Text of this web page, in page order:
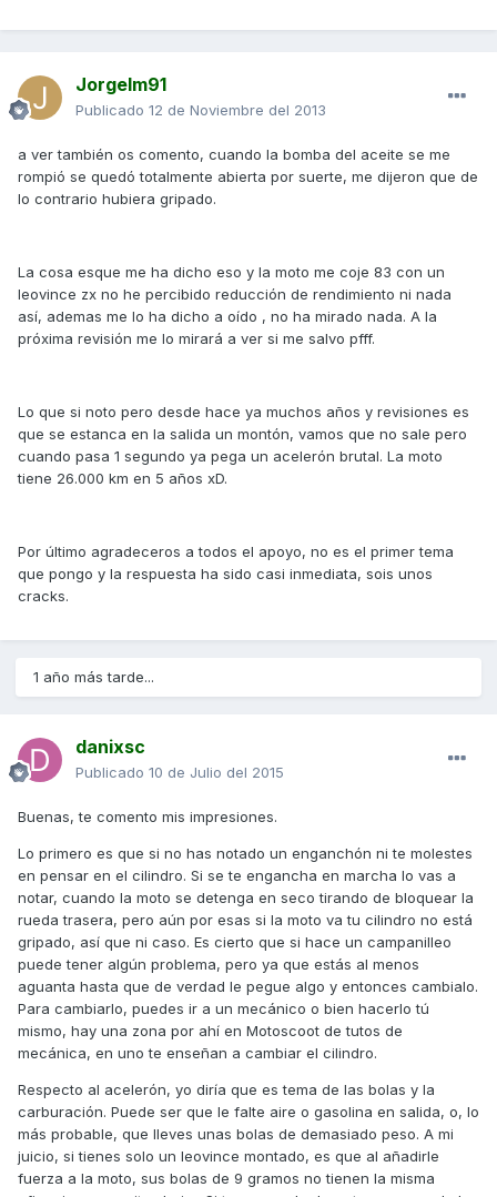
Jorgelm91
Publicado 12 de Noviembre del 2013
a ver también os comento, cuando la bomba del aceite se me
rompió se quedó totalmente abierta por suerte, me dijeron que de
lo contrario hubiera gripado.
La cosa esque me ha dicho eso y la moto me coje 83 con un
leovince zx no he percibido reducción de rendimiento ni nada
así, ademas me lo ha dicho a oído , no ha mirado nada. A la
próxima revisión me lo mirará a ver si me salvo pfff.
Lo que si noto pero desde hace ya muchos años y revisiones es
que se estanca en la salida un montón, vamos que no sale pero
cuando pasa 1 segundo ya pega un acelerón brutal. La moto
tiene 26.000 km en 5 años xD.
Por último agradeceros a todos el apoyo, no es el primer tema
que pongo y la respuesta ha sido casi inmediata, sois unos
cracks.
1 año más tarde...
danixsc
Publicado 10 de Julio del 2015
Buenas, te comento mis impresiones.
Lo primero es que si no has notado un enganchón ni te molestes
en pensar en el cilindro. Si se te engancha en marcha lo vas a
notar, cuando la moto se detenga en seco tirando de bloquear la
rueda trasera, pero aún por esas si la moto va tu cilindro no está
gripado, así que ni caso. Es cierto que si hace un campanilleo
puede tener algún problema, pero ya que estás al menos
aguanta hasta que de verdad le pegue algo y entonces cambialo.
Para cambiarlo, puedes ir a un mecánico o bien hacerlo tú
mismo, hay una zona por ahí en Motoscoot de tutos de
mecánica, en uno te enseñan a cambiar el cilindro.
Respecto al acelerón, yo diría que es tema de las bolas y la
carburación. Puede ser que le falte aire o gasolina en salida, o, lo
más probable, que lleves unas bolas de demasiado peso. A mi
juicio, si tienes solo un leovince montado, es que al añadirle
fuerza a la moto, sus bolas de 9 gramos no tienen la misma